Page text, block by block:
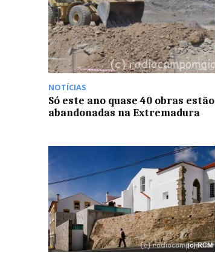
NOTÍCIAS
Só este ano quase 40 obras estão
abandonadas na Extremadura